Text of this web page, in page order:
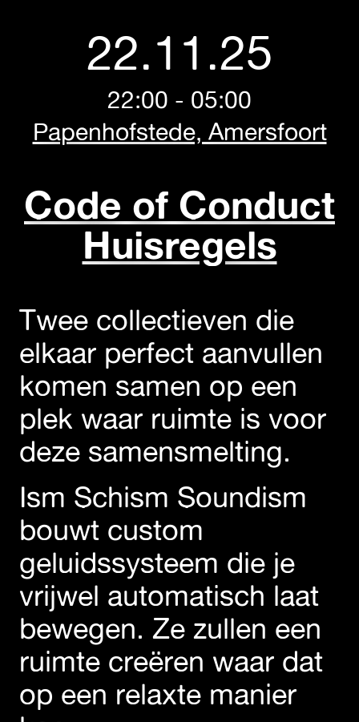
22.11.25
22:00 - 05:00
Papenhofstede, Amersfoort
Code of Conduct
Huisregels
Twee collectieven die
elkaar perfect aanvullen
komen samen op een
plek waar ruimte is voor
deze samensmelting.
Ism Schism Soundism
bouwt custom
geluidssysteem die je
vrijwel automatisch laat
bewegen. Ze zullen een
ruimte creëren waar dat
op een relaxte manier